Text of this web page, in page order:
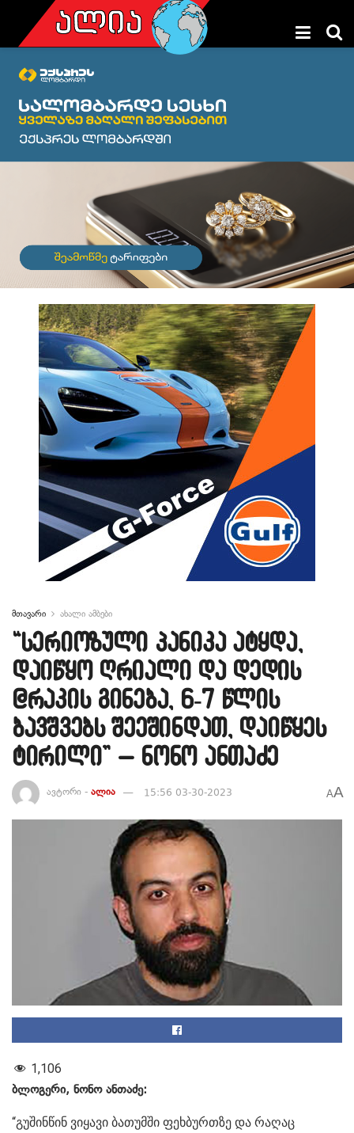
მთავარი ახალი ამბები
“სერიოზული პანიკა ატყდა,
დაიწყო ღრიალი და დედის
@რაკის გინება, 6-7 წლის
ბავშვებს შეეშინდათ, დაიწყეს
ტირილი” – ნონო ანთაძე
ავტორი - ალია 15:56 03-30-2023 AA
1,106
ბლოგერი, ნონო ანთაძე:
“გუშინწინ ვიყავი ბათუმში ფეხბურთზე და რაღაც